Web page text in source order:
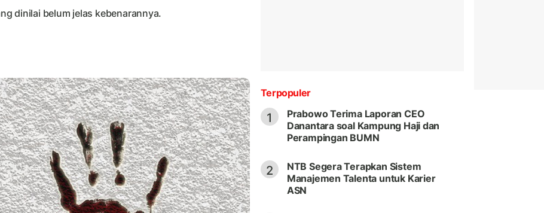
dinilai belum jelas kebenarannya.
Terpopuler
1
Prabowo Terima Laporan CEO
Danantara soal Kampung Haji dan
Perampingan BUMN
2
NTB Segera Terapkan Sistem
Manajemen Talenta untuk Karier
ASN